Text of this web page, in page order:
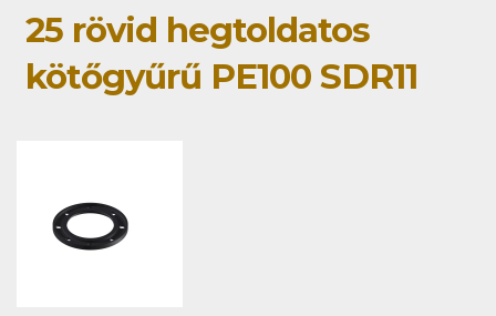
25 rövid hegtoldatos
kötőgyűrű PE100 SDR11